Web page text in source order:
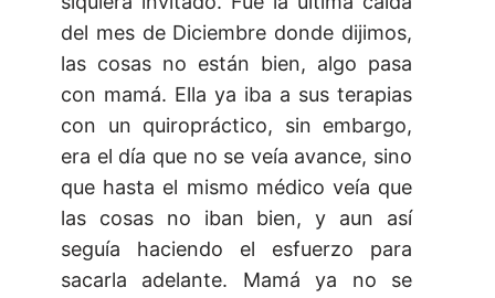
del mes de Diciembre donde dijimos,
las cosas no están bien, algo pasa
con mamá. Ella ya iba a sus terapias
con un quiropráctico, sin embargo,
era el día que no se veía avance, sino
que hasta el mismo médico veía que
las cosas no iban bien, y aun así
seguía haciendo el esfuerzo para
sacarla adelante. Mamá ya no se